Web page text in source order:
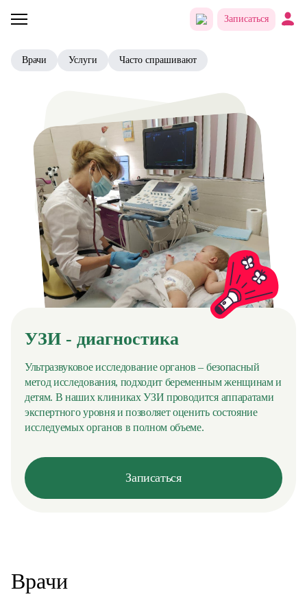
Записаться
Врачи Услуги Часто спрашивают
УЗИ - диагностика
Ультразвуковое исследование органов – безопасный
метод исследования, подходит беременным женщинам и
детям. В наших клиниках УЗИ проводится аппаратами
экспертного уровня и позволяет оценить состояние
исследуемых органов в полном объеме.
Записаться
Врачи